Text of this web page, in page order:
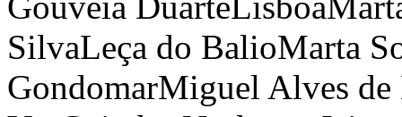
SilvaLeça do BalioMarta
GondomarMiguel Alves de